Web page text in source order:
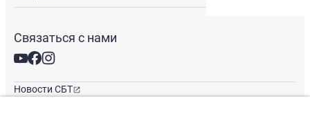
Связаться с нами
Новости СБТ